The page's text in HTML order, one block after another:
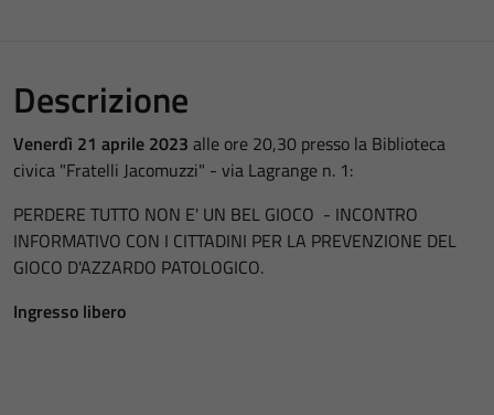
Descrizione
Venerdì 21 aprile 2023 alle ore 20,30 presso la Biblioteca
civica "Fratelli Jacomuzzi" - via Lagrange n. 1:
PERDERE TUTTO NON E' UN BEL GIOCO - INCONTRO
INFORMATIVO CON I CITTADINI PER LA PREVENZIONE DEL
GIOCO D'AZZARDO PATOLOGICO.
Ingresso libero